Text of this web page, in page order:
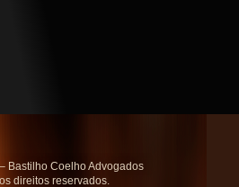
Bastilho Coelho Advogados
direitos reservados.